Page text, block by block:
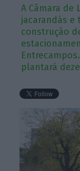
A Câmara de
jacarandás e
construção
plantará